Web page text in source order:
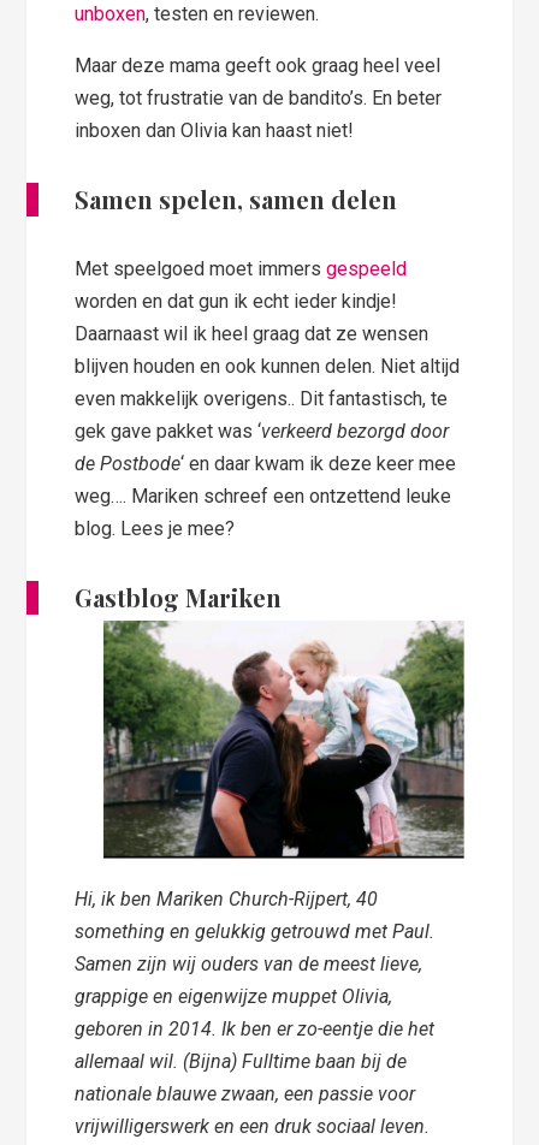
unboxen, testen en reviewen.
Maar deze mama geeft ook graag heel veel
weg, tot frustratie van de bandito’s. En beter
inboxen dan Olivia kan haast niet!
Samen spelen, samen delen
Met speelgoed moet immersgespeeld
worden en dat gun ik echt ieder kindje!
Daarnaast wil ik heel graag dat ze wensen
blijven houden en ook kunnen delen. Niet altijd
even makkelijk overigens.. Dit fantastisch, te
gek gave pakket was ‘verkeerd bezorgd door
de Postbode‘ en daar kwam ik deze keer mee
weg…. Mariken schreef een ontzettend leuke
blog. Lees je mee?
Gastblog Mariken
Hi, ik ben Mariken Church-Rijpert, 40
something en gelukkig getrouwd met Paul.
Samen zijn wij ouders van de meest lieve,
grappige en eigenwijze muppet Olivia,
geboren in 2014. Ik ben er zo-eentje die het
allemaal wil. (Bijna) Fulltime baan bij de
nationale blauwe zwaan, een passie voor
vrijwilligerswerk en een druk sociaal leven.